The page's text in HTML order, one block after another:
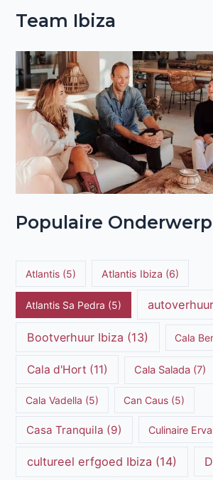
Team Ibiza
Populaire
Atlantis (5) Atlantis Ibiza (6)
Atlantis Sa Pedra (5)
Bootverhuur Ibiza (13) Cala
Cala d'Hort (11) Cala Salada(7)
Cala Vadella (5) Can Caus (5)
Casa Tranquila (9) Culinaire
cultureel erfgoed Ibiza (14)